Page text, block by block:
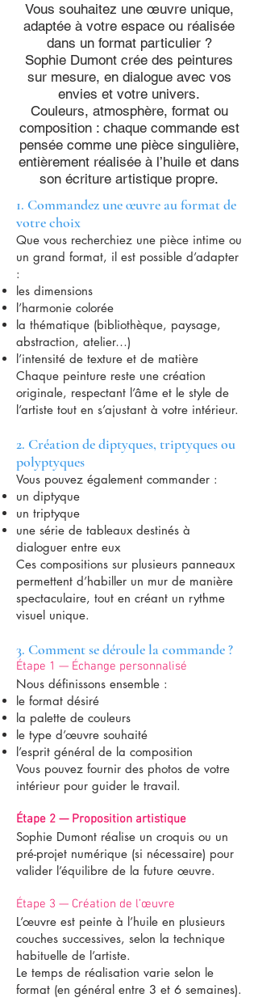
Vous souhaitez une œuvre unique,
adaptée à votre espace ou réalisée
dans un format particulier ?
Sophie Dumont crée des peintures
sur mesure, en dialogue avec vos
envies et votre univers.
Couleurs, atmosphère, format ou
composition : chaque commande est
pensée comme une pièce singulière,
entièrement réalisée à l’huile et dans
son écriture artistique propre.
1. Commandez une œuvre au format de
votre choix
Que vous recherchiez une pièce intime ou
un grand format, il est possible d’adapter
:
les dimensions
l’harmonie colorée
la thématique (bibliothèque, paysage,
abstraction, atelier…)
l’intensité de texture et de matière
Chaque peinture reste une création
originale, respectant l’âme et le style de
l’artiste tout en s’ajustant à votre intérieur.
2. Création de diptyques, triptyques ou
polyptyques
Vous pouvez également commander :
un diptyque
un triptyque
une série de tableaux destinés à
dialoguer entre eux
Ces compositions sur plusieurs panneaux
permettent d’habiller un mur de manière
spectaculaire, tout en créant un rythme
visuel unique.
3. Comment se déroule la commande ?
Étape 1 — Échange personnalisé
Nous définissons ensemble :
le format désiré
la palette de couleurs
le type d’œuvre souhaité
l’esprit général de la composition
Vous pouvez fournir des photos de votre
intérieur pour guider le travail.
Étape 2 — Proposition artistique
Sophie Dumont réalise un croquis ou un
pré-projet numérique (si nécessaire) pour
valider l’équilibre de la future œuvre.
Étape 3 — Création de l’œuvre
L’œuvre est peinte à l’huile en plusieurs
couches successives, selon la technique
habituelle de l’artiste.
Le temps de réalisation varie selon le
format (en général entre 3 et 6 semaines).